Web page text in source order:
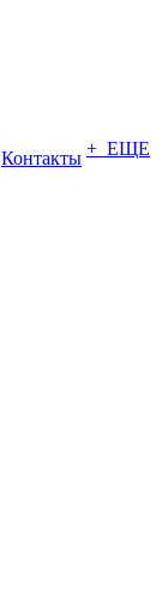
Контакты + ЕЩЕ